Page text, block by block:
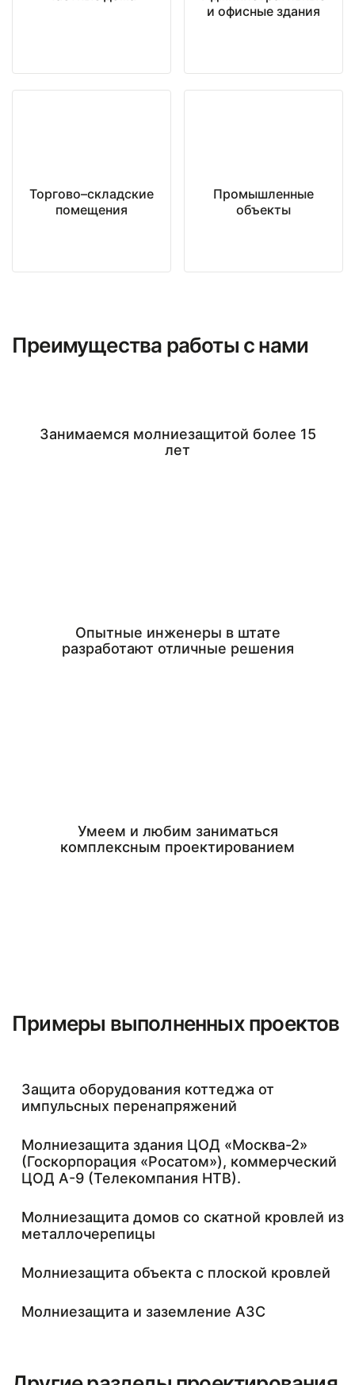
и офисные здания
Торгово–складские
помещения
Промышленные
объекты
Преимущества работы с нами
Занимаемся молниезащитой более 15
лет
Опытные инженеры в штате
разработают отличные решения
Умеем и любим заниматься
комплексным проектированием
Примеры выполненных проектов
Защита оборудования коттеджа от
импульсных перенапряжений
Молниезащита здания ЦОД «Москва-2»
(Госкорпорация «Росатом»), коммерческий
ЦОД А-9 (Телекомпания НТВ).
Молниезащита домов со скатной кровлей из
металлочерепицы
Молниезащита объекта с плоской кровлей
Молниезащита и заземление АЗС